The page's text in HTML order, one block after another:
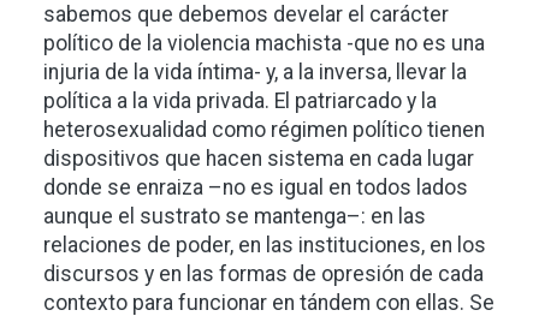
sabemos que debemos develar el carácter
político de la violencia machista -que no es una
injuria de la vida íntima- y, a la inversa, llevar la
política a la vida privada. El patriarcado y la
heterosexualidad como régimen político tienen
dispositivos que hacen sistema en cada lugar
donde se enraiza –no es igual en todos lados
aunque el sustrato se mantenga–: en las
relaciones de poder, en las instituciones, en los
discursos y en las formas de opresión de cada
contexto para funcionar en tándem con ellas. Se